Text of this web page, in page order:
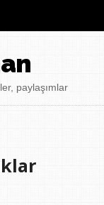
paylaşımlar